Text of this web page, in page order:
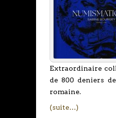
Extraordinaire
de 800 deniers
romaine.
(suite…)